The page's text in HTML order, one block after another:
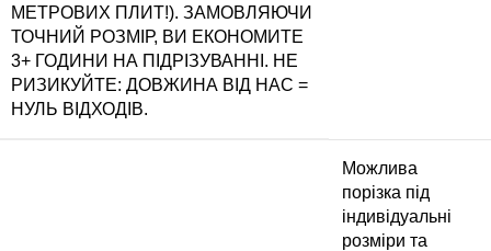
МЕТРОВИХ ПЛИТ!). ЗАМОВЛЯЮЧИ
ТОЧНИЙ РОЗМІР, ВИ ЕКОНОМИТЕ
3+ ГОДИНИ НА ПІДРІЗУВАННІ. НЕ
РИЗИКУЙТЕ: ДОВЖИНА ВІД НАС =
НУЛЬ ВІДХОДІВ.
Можлива
порізка під
індивідуальні
розміри та